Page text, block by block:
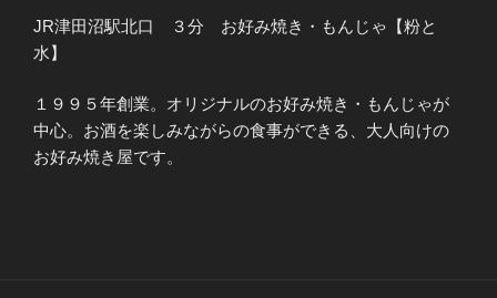
JR津田沼駅北口 ３分 お好み焼き・もんじゃ【粉と
水】
１９９５年創業。オリジナルのお好み焼き・もんじゃが
中心。お酒を楽しみながらの食事ができる、大人向けの
お好み焼き屋です。